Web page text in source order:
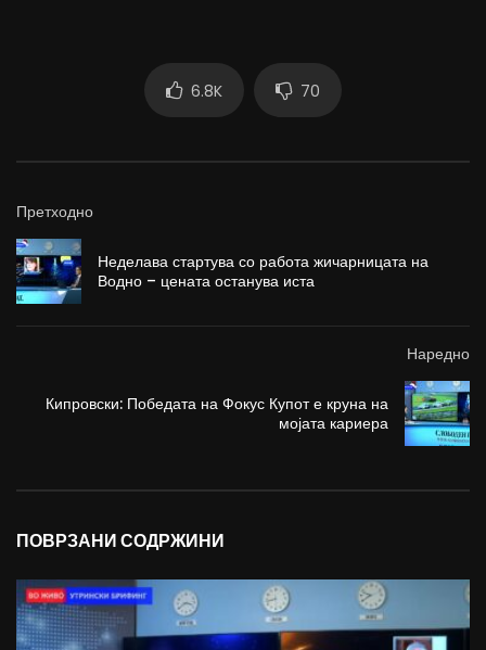
6.8K 70
Претходно
Неделава стартува со работа жичарницата на
Водно – цената останува иста
Наредно
Кипровски: Победата на Фокус Купот е круна на
мојата кариера
ПОВРЗАНИ СОДРЖИНИ